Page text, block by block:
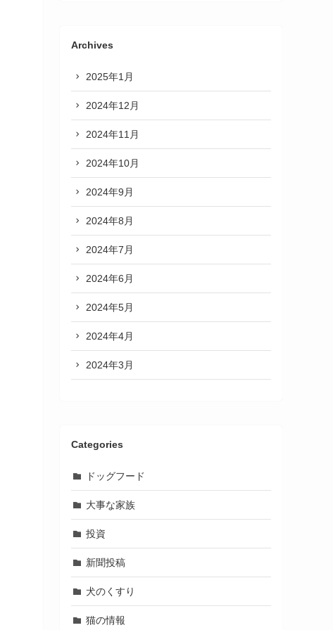
Archives
2025年1月
2024年12月
2024年11月
2024年10月
2024年9月
2024年8月
2024年7月
2024年6月
2024年5月
2024年4月
2024年3月
Categories
ドッグフード
大事な家族
投資
新聞投稿
犬のくすり
猫の情報